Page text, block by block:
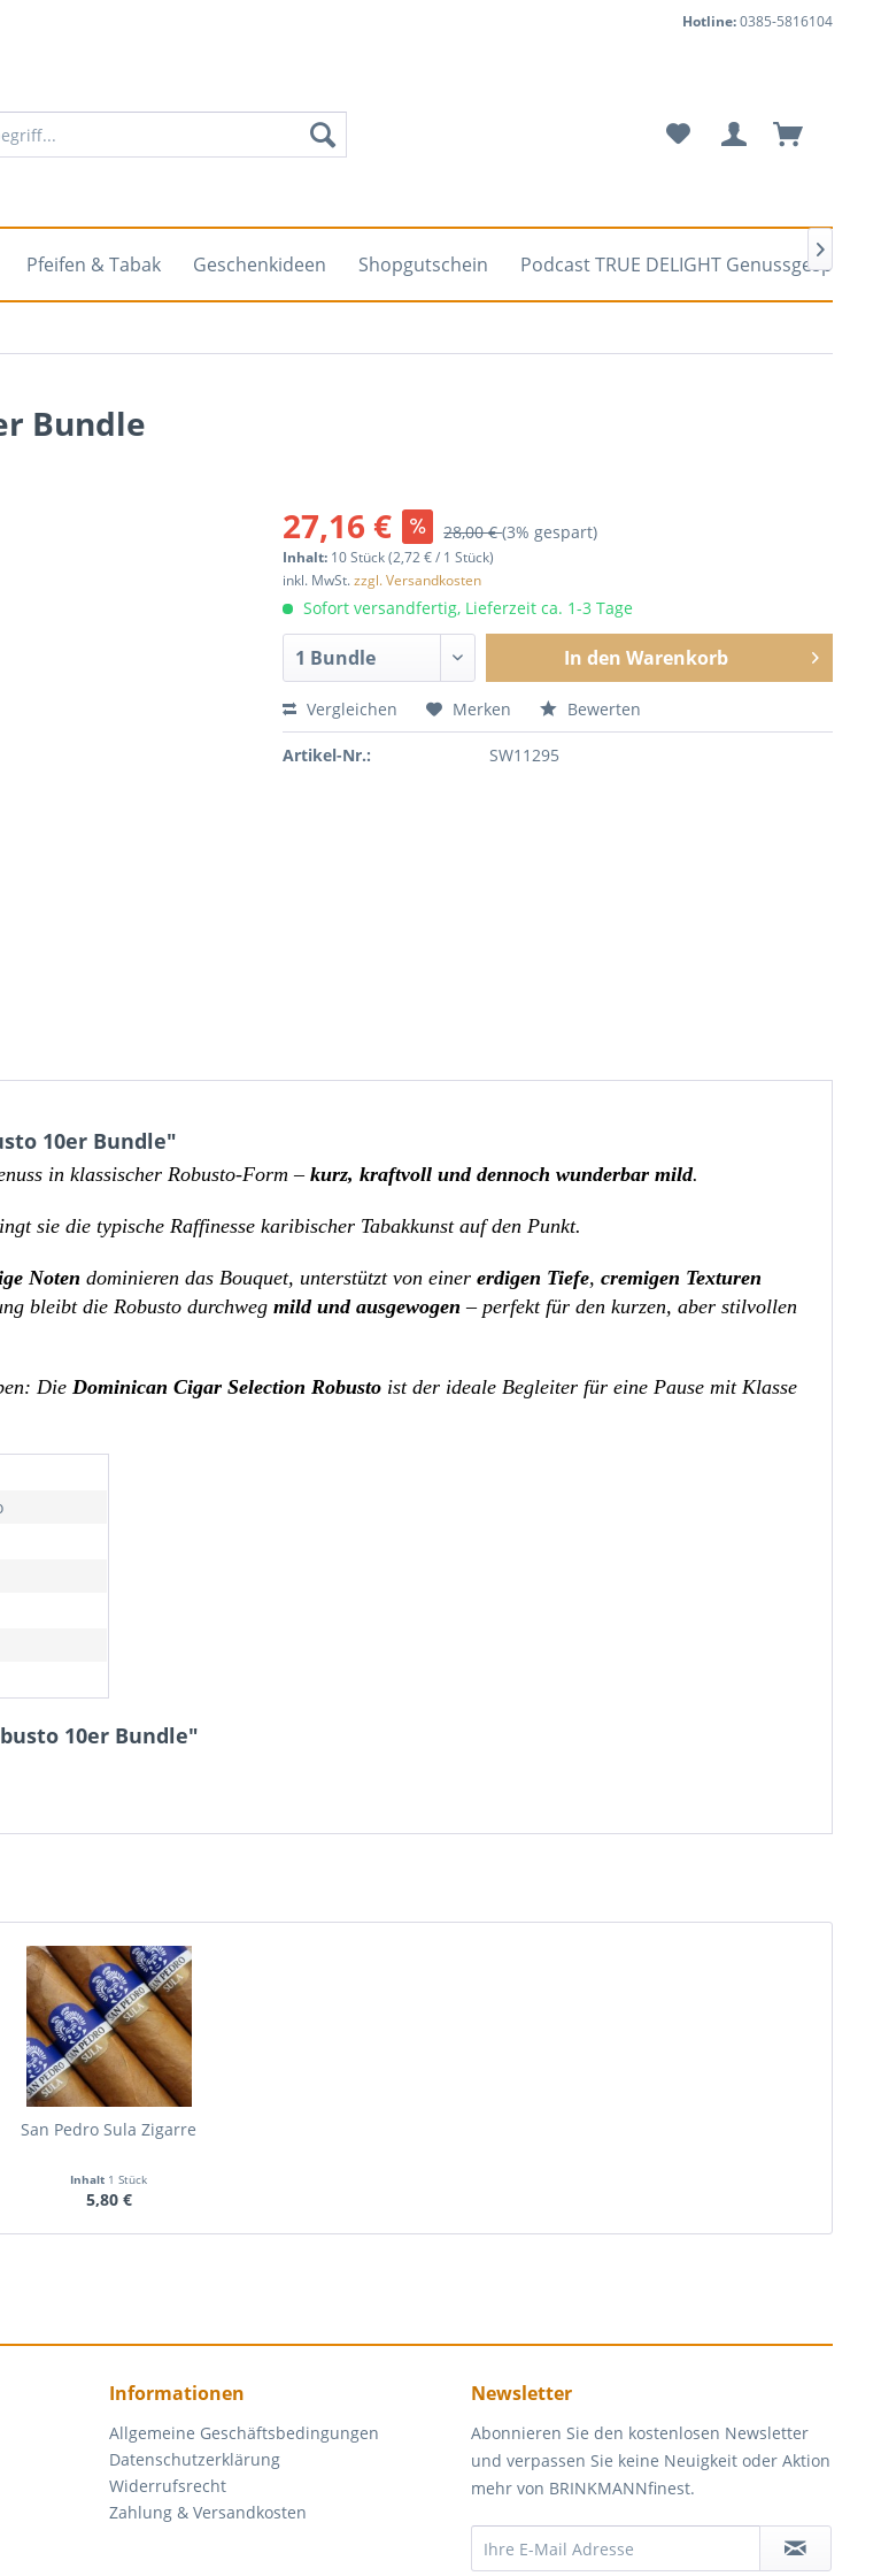
Hotline:0385-5816104
Pfeifen & Tabak Geschenkideen Shopgutschein Podcast TRUE DELIGHT Genussgespräche

Bundle
27,16 € 28,00 €(3% gespart)
Inhalt: 10 Stück (2,72 € / 1 Stück)
inkl. MwSt.zzgl. Versandkosten
Sofort versandfertig, Lieferzeit ca. 1-3 Tage
In den Warenkorb
Vergleichen Merken Bewerten
Artikel-Nr.: SW11295
10er Bundle"
in klassischer Robusto-Form –kurz, kraftvoll und dennoch wunderbar mild.
sie die typische Raffinesse karibischer Tabakkunst auf den Punkt.
Noten dominieren das Bouquet, unterstützt von einer erdigen Tiefe, cremigen Texturen
bleibt die Robusto durchweg mild und ausgewogen – perfekt für den kurzen, aber stilvollen
Die Dominican Cigar Selection Robusto ist der ideale Begleiter für eine Pause mit Klasse
10er Bundle"
San Pedro Sula Zigarre
Inhalt 1 Stück
5,80 €
Informationen
Allgemeine Geschäftsbedingungen
Datenschutzerklärung
Widerrufsrecht
Zahlung & Versandkosten
Newsletter
Abonnieren Sie den kostenlosen Newsletter
und verpassen Sie keine Neuigkeit oder Aktion
mehr von BRINKMANNfinest.